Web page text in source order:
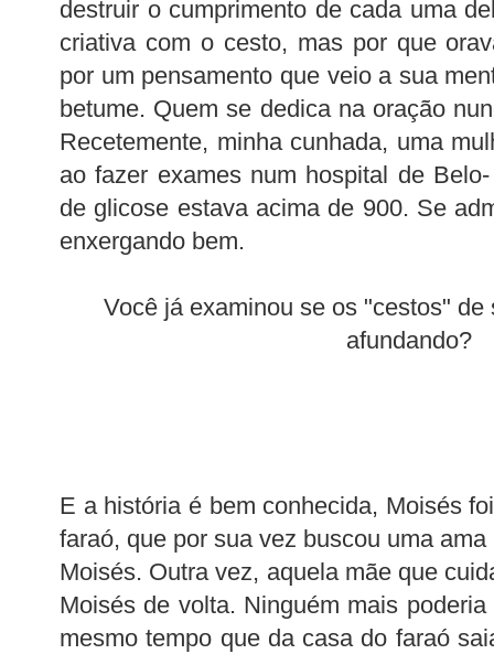
destruir o cumprimento de cada uma
criativa com o cesto, mas por que
por um pensamento que veio a sua
betume. Quem se dedica na oração
Recetemente, minha cunhada, uma
ao fazer exames num hospital de
de glicose estava acima de 900. Se
enxergando bem.
Você já examinou se os "cestos" de
afundando?
E a história é bem conhecida, Moisés
faraó, que por sua vez buscou uma
Moisés. Outra vez, aquela mãe que
Moisés de volta. Ninguém mais
mesmo tempo que da casa do faraó